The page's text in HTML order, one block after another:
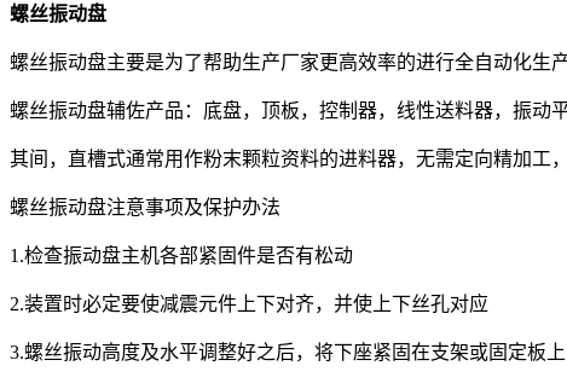
螺丝振动盘
螺丝振动盘主要是为了帮助生产厂家更高效率的进行全自动化生
螺丝振动盘辅佐产品：底盘，顶板，控制器，线性送料器，振动
其间，直槽式通常用作粉末颗粒资料的进料器，无需定向精加工
螺丝振动盘注意事项及保护办法
1.检查振动盘主机各部紧固件是否有松动
2.装置时必定要使减震元件上下对齐，并使上下丝孔对应
3.螺丝振动高度及水平调整好之后，将下座紧固在支架或固定板上